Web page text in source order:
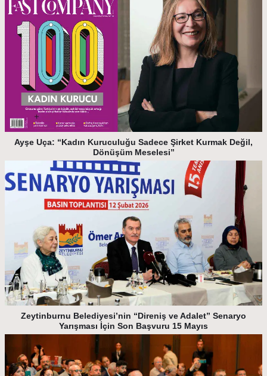
Ayşe Uça: “Kadın Kuruculuğu Sadece Şirket Kurmak Değil,
Dönüşüm Meselesi”
Zeytinburnu Belediyesi’nin “Direniş ve Adalet” Senaryo
Yarışması İçin Son Başvuru 15 Mayıs